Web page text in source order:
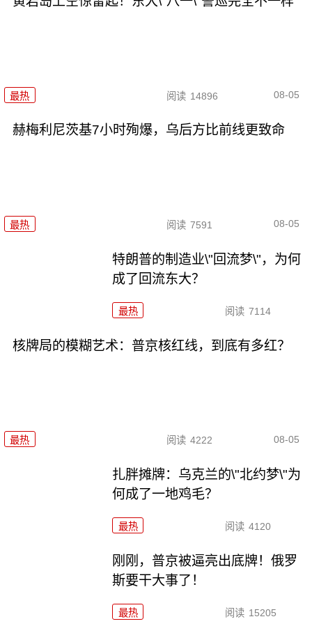
最热 阅读 14896 08-05
赫梅利尼茨基7小时殉爆，乌后方比前线更致命
最热 阅读 7591 08-05
特朗普的制造业\"回流梦\"，为何
成了回流东大？
最热 阅读 7114
核牌局的模糊艺术：普京核红线，到底有多红？
最热 阅读 4222 08-05
扎胖摊牌：乌克兰的\"北约梦\"为
何成了一地鸡毛？
最热 阅读 4120
刚刚，普京被逼亮出底牌！俄罗
斯要干大事了！
最热 阅读 15205